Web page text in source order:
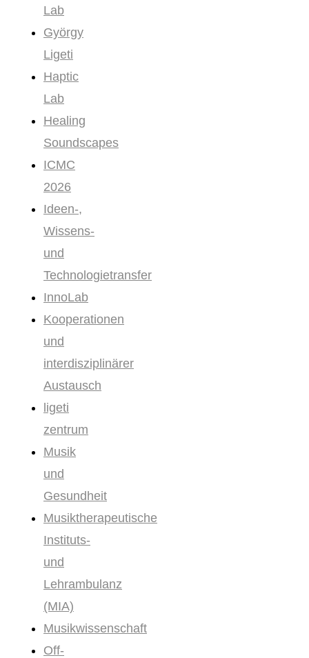
Lab
György
Ligeti
Haptic
Lab
Healing
Soundscapes
ICMC
2026
Ideen-,
Wissens-
und
Technologietransfer
InnoLab
Kooperationen
und
interdisziplinärer
Austausch
ligeti
zentrum
Musik
und
Gesundheit
Musiktherapeutische
Instituts-
und
Lehrambulanz
(MIA)
Musikwissenschaft
Off-